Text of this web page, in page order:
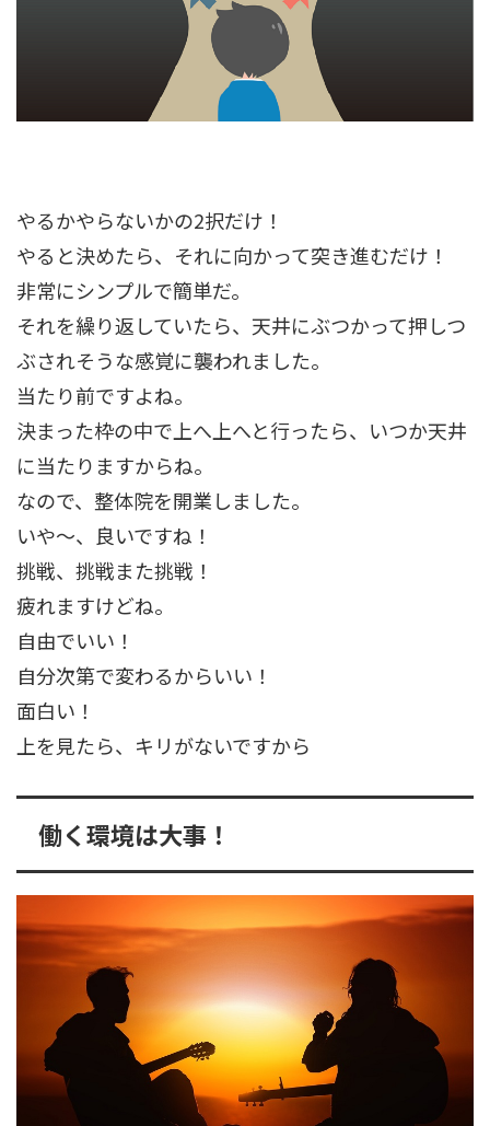
やるかやらないかの2択だけ！
やると決めたら、それに向かって突き進むだけ！
非常にシンプルで簡単だ。
それを繰り返していたら、天井にぶつかって押しつ
ぶされそうな感覚に襲われました。
当たり前ですよね。
決まった枠の中で上へ上へと行ったら、いつか天井
に当たりますからね。
なので、整体院を開業しました。
いや～、良いですね！
挑戦、挑戦また挑戦！
疲れますけどね。
自由でいい！
自分次第で変わるからいい！
面白い！
上を見たら、キリがないですから
働く環境は大事！